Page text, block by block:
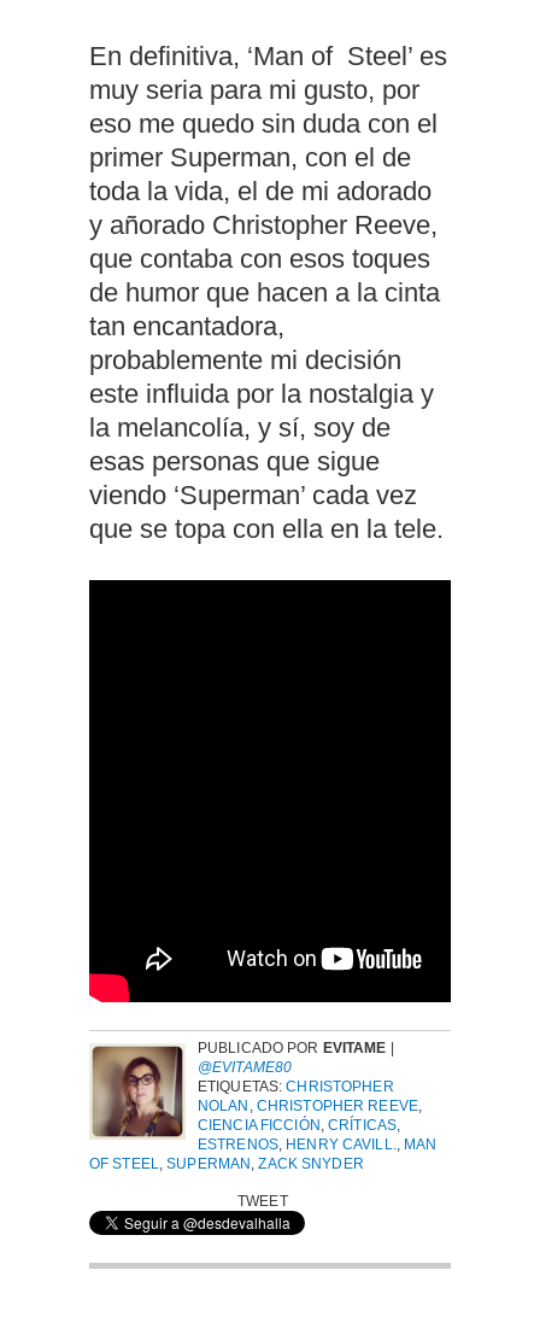
En definitiva, ‘Man of Steel’ es
muy seria para mi gusto, por
eso me quedo sin duda con el
primer Superman, con el de
toda la vida, el de mi adorado
y añorado Christopher Reeve,
que contaba con esos toques
de humor que hacen a la cinta
tan encantadora,
probablemente mi decisión
este influida por la nostalgia y
la melancolía, y sí, soy de
esas personas que sigue
viendo ‘Superman’ cada vez
que se topa con ella en la tele.
PUBLICADO POR EVITAME
@EVITAME80
ETIQUETAS:CHRISTOPHER
NOLAN , CHRISTOPHER REEVE,
CIENCIA FICCIÓN ,CRÍTICAS,
ESTRENOS, HENRY CAVILL., MAN
OF STEEL,SUPERMAN ,ZACK SNYDER
TWEET